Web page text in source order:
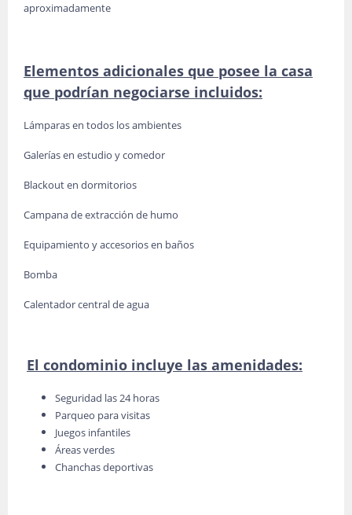
aproximadamente
Elementos adicionales que posee la casa
que podrían negociarse incluidos:
Lámparas en todos los ambientes
Galerías en estudio y comedor
Blackout en dormitorios
Campana de extracción de humo
Equipamiento y accesorios en baños
Bomba
Calentador central de agua
El condominio incluye las amenidades:
Seguridad las 24 horas
Parqueo para visitas
Juegos infantiles
Áreas verdes
Chanchas deportivas